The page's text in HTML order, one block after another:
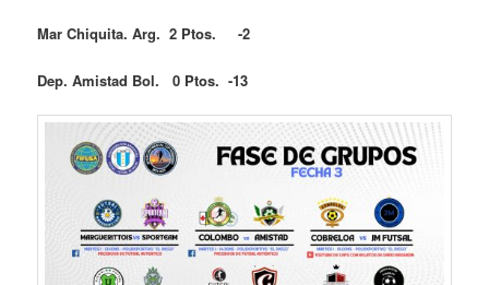
Mar Chiquita. Arg. 2 Ptos. -2
Dep. Amistad Bol. 0 Ptos. -13